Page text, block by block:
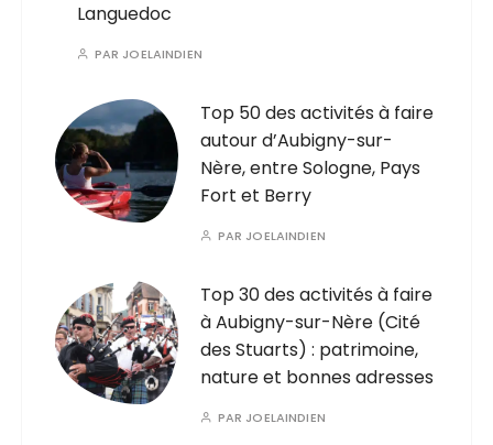
Languedoc
PAR JOELAINDIEN
Top 50 des activités à faire
autour d’Aubigny-sur-
Nère, entre Sologne, Pays
Fort et Berry
PAR JOELAINDIEN
Top 30 des activités à faire
à Aubigny-sur-Nère (Cité
des Stuarts) : patrimoine,
nature et bonnes adresses
PAR JOELAINDIEN